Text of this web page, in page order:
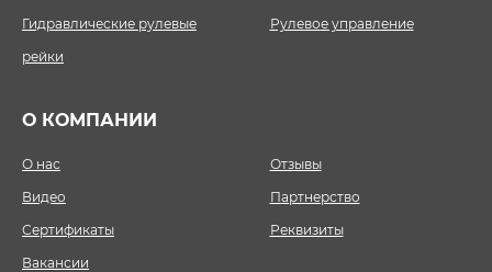
Гидравлические рулевые
рейки
Рулевое управление
О КОМПАНИИ
О нас
Отзывы
Видео
Партнерство
Сертификаты
Реквизиты
Вакансии